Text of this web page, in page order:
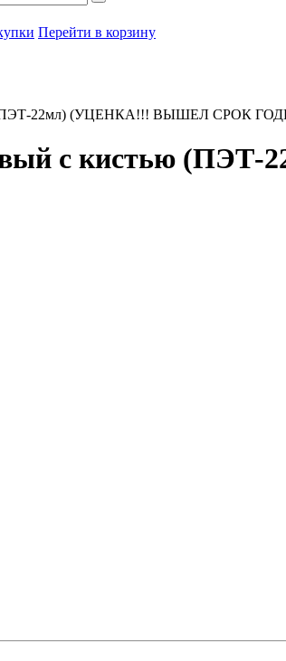
Перейти в корзину
(ПЭТ-22мл) (УЦЕНКА!!! ВЫШЕЛ СРОК
с кистью